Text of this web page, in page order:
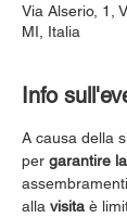
Via Alserio, 1,
MI, Italia
Info
A causa della
per garantire
alla visita è